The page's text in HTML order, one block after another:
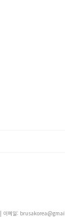
| 이메일: